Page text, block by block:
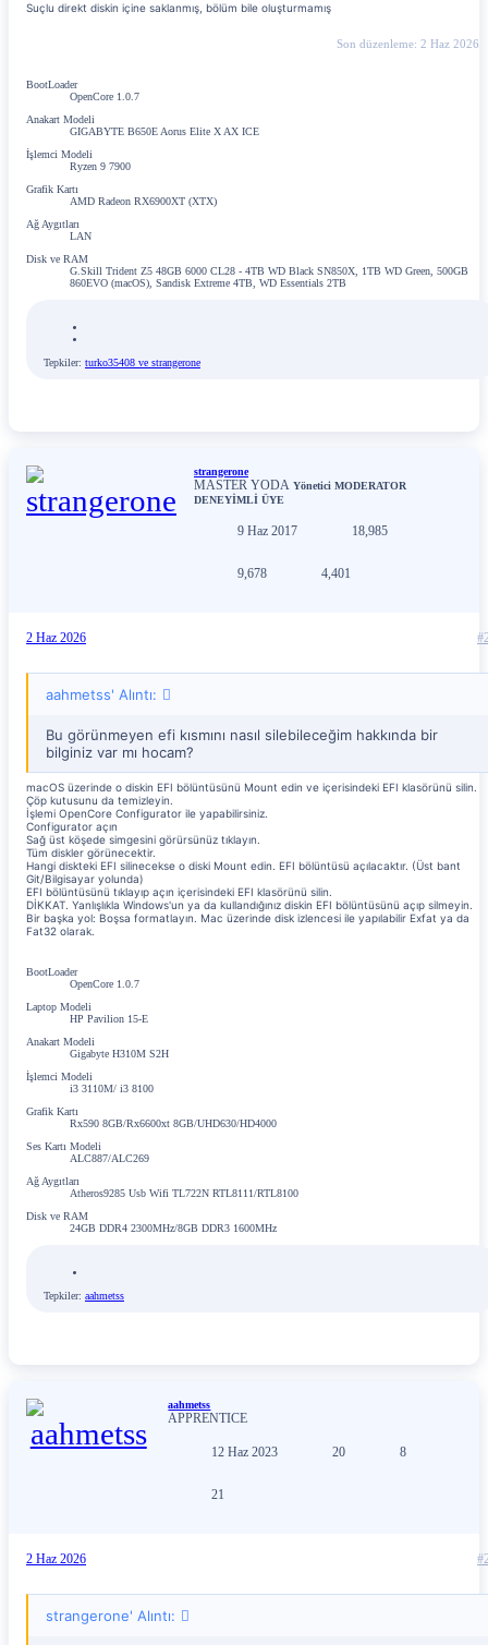
Suçlu direkt diskin içine saklanmış, bölüm bile oluşturmamış
Son düzenleme: 2 Haz 2026
BootLoader
OpenCore 1.0.7
Anakart Modeli
GIGABYTE B650E Aorus Elite X AX ICE
İşlemci Modeli
Ryzen 9 7900
Grafik Kartı
AMD Radeon RX6900XT (XTX)
Ağ Aygıtları
LAN
Disk ve RAM
G.Skill Trident Z5 48GB 6000 CL28 - 4TB WD Black SN850X, 1TB WD Green, 500GB
860EVO (macOS), Sandisk Extreme 4TB, WD Essentials 2TB
Tepkiler: turko35408 ve strangerone
strangerone
MASTER YODA Yönetici MODERATOR
DENEYİMLİ ÜYE
9 Haz 2017 18,985
9,678 4,401
2 Haz 2026
aahmetss' Alıntı:
Bu görünmeyen efi kısmını nasıl silebileceğim hakkında bir
bilginiz var mı hocam?
macOS üzerinde o diskin EFI bölüntüsünü Mount edin ve içerisindeki EFI klasörünü silin.
Çöp kutusunu da temizleyin.
İşlemi OpenCore Configurator ile yapabilirsiniz.
Configurator açın
Sağ üst köşede simgesini görürsünüz tıklayın.
Tüm diskler görünecektir.
Hangi diskteki EFI silinecekse o diski Mount edin. EFI bölüntüsü açılacaktır. (Üst bant
Git/Bilgisayar yolunda)
EFI bölüntüsünü tıklayıp açın içerisindeki EFI klasörünü silin.
DİKKAT. Yanlışlıkla Windows'un ya da kullandığınız diskin EFI bölüntüsünü açıp silmeyin.
Bir başka yol: Boşsa formatlayın. Mac üzerinde disk izlencesi ile yapılabilir Exfat ya da
Fat32 olarak.
BootLoader
OpenCore 1.0.7
Laptop Modeli
HP Pavilion 15-E
Anakart Modeli
Gigabyte H310M S2H
İşlemci Modeli
i3 3110M/ i3 8100
Grafik Kartı
Rx590 8GB/Rx6600xt 8GB/UHD630/HD4000
Ses Kartı Modeli
ALC887/ALC269
Ağ Aygıtları
Atheros9285 Usb Wifi TL722N RTL8111/RTL8100
Disk ve RAM
24GB DDR4 2300MHz/8GB DDR3 1600MHz
Tepkiler: aahmetss
aahmetss
APPRENTICE
12 Haz 2023 20 8
21
2 Haz 2026
strangerone' Alıntı: